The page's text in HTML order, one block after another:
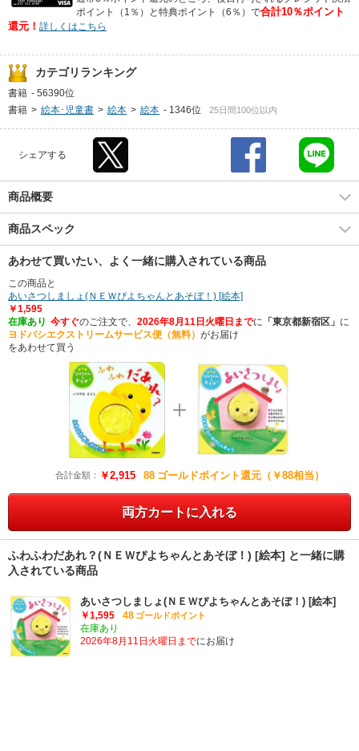
ポイント（1％）と特典ポイント（6％）で合計10％ポイント
還元！ 詳しくはこちら
カテゴリランキング
書籍 - 56390位
書籍 > 絵本･児童書 > 絵本 > 絵本 - 1346位 25日間100位以内
シェアする
商品概要
商品スペック
あわせて買いたい、よく一緒に購入されている商品
この商品と
あいさつしましょ(ＮＥＷぴよちゃんとあそぼ！) [絵本]
￥1,595
在庫あり 今すぐのご注文で、 2026年8月11日火曜日までに 「東京都新宿区」 に
ヨドバシエクストリームサービス便（無料） がお届け
をあわせて買う
合計金額： ￥2,915 88 ゴールドポイント還元（￥88相当）
両方カートに入れる
ふわふわだあれ？(ＮＥＷぴよちゃんとあそぼ！) [絵本] と一緒に購
入されている商品
あいさつしましょ(ＮＥＷぴよちゃんとあそぼ！) [絵本]
￥1,595 48 ゴールドポイント
在庫あり
2026年8月11日火曜日までにお届け